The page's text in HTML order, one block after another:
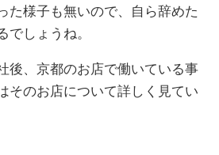
た様子も無いので、自ら辞めた
でしょうね。
後、京都のお店で働いている事
そのお店について詳しく見てい